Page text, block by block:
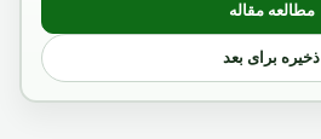
مطالعه مقاله: امیر عبدالرحمن خان
ذخیره برای بعد